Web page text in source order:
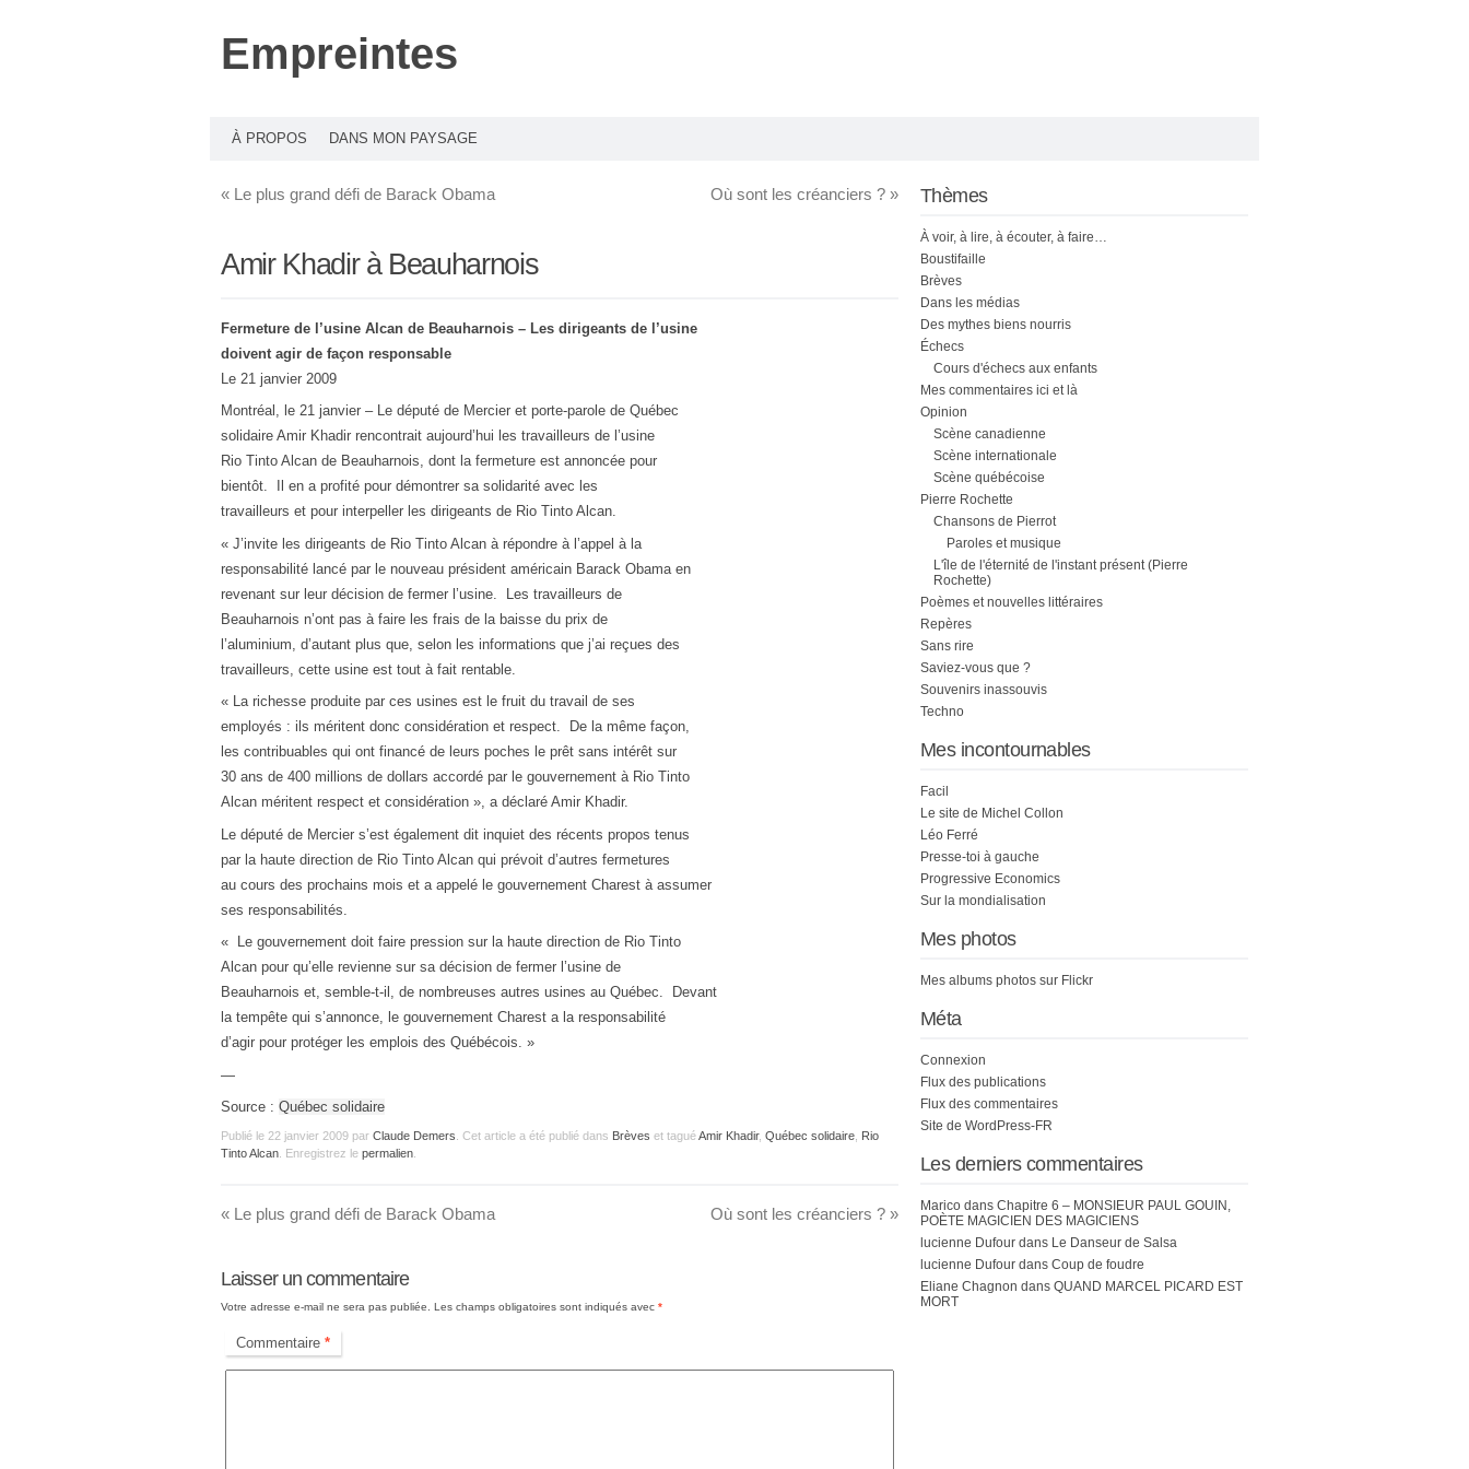
Empreintes
À PROPOS DANS MON PAYSAGE
« Le plus grand défi de Barack Obama Où sont les créanciers ? »
Amir Khadir à Beauharnois
Fermeture de l’usine Alcan de Beauharnois – Les dirigeants de l’usine
doivent agir de façon responsable
Le 21 janvier 2009
Montréal, le 21 janvier – Le député de Mercier et porte-parole de Québec
solidaire Amir Khadir rencontrait aujourd’hui les travailleurs de l’usine
Rio Tinto Alcan de Beauharnois, dont la fermeture est annoncée pour
bientôt. Il en a profité pour démontrer sa solidarité avec les
travailleurs et pour interpeller les dirigeants de Rio Tinto Alcan.
« J’invite les dirigeants de Rio Tinto Alcan à répondre à l’appel à la
responsabilité lancé par le nouveau président américain Barack Obama en
revenant sur leur décision de fermer l’usine. Les travailleurs de
Beauharnois n’ont pas à faire les frais de la baisse du prix de
l’aluminium, d’autant plus que, selon les informations que j’ai reçues des
travailleurs, cette usine est tout à fait rentable.
« La richesse produite par ces usines est le fruit du travail de ses
employés : ils méritent donc considération et respect. De la même façon,
les contribuables qui ont financé de leurs poches le prêt sans intérêt sur
30 ans de 400 millions de dollars accordé par le gouvernement à Rio Tinto
Alcan méritent respect et considération », a déclaré Amir Khadir.
Le député de Mercier s’est également dit inquiet des récents propos tenus
par la haute direction de Rio Tinto Alcan qui prévoit d’autres fermetures
au cours des prochains mois et a appelé le gouvernement Charest à assumer
ses responsabilités.
« Le gouvernement doit faire pression sur la haute direction de Rio Tinto
Alcan pour qu’elle revienne sur sa décision de fermer l’usine de
Beauharnois et, semble-t-il, de nombreuses autres usines au Québec. Devant
la tempête qui s’annonce, le gouvernement Charest a la responsabilité
d’agir pour protéger les emplois des Québécois. »
—
Source : Québec solidaire
Publié le 22 janvier 2009 par Claude Demers . Cet article a été publié dans Brèves et taguéAmir Khadir, Québec solidaire Rio
Tinto Alcan . Enregistrez le permalien
« Le plus grand défi de Barack Obama Où sont les créanciers ? »
Laisser un commentaire
Votre adresse e-mail ne sera pas publiée. Les champs obligatoires sont indiqués avec *
Commentaire *
Thèmes
À voir, à lire, à écouter, à faire…
Boustifaille
Brèves
Dans les médias
Des mythes biens nourris
Échecs
Cours d'échecs aux enfants
Mes commentaires ici et là
Opinion
Scène canadienne
Scène internationale
Scène québécoise
Pierre Rochette
Chansons de Pierrot
Paroles et musique
L'île de l'éternité de l'instant présent (Pierre
Rochette)
Poèmes et nouvelles littéraires
Repères
Sans rire
Saviez-vous que ?
Souvenirs inassouvis
Techno
Mes incontournables
Facil
Le site de Michel Collon
Léo Ferré
Presse-toi à gauche
Progressive Economics
Sur la mondialisation
Mes photos
Mes albums photos sur Flickr
Méta
Connexion
Flux des publications
Flux des commentaires
Site de WordPress-FR
Les derniers commentaires
Marico dans Chapitre 6 – MONSIEUR PAUL GOUIN,
POÈTE MAGICIEN DES MAGICIENS
lucienne Dufour dans Le Danseur de Salsa
lucienne Dufour dans Coup de foudre
Eliane Chagnon dans QUAND MARCEL PICARD EST
MORT